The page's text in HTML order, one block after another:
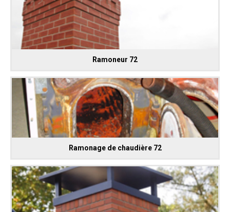
Ramoneur 72
Ramonage de chaudière 72